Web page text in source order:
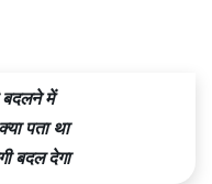
बदलने में
पता था
बदल देगा